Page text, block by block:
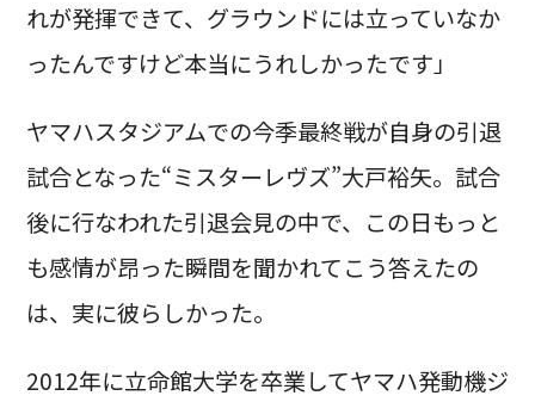
れが発揮できて、グラウンドには立っていなか
ったんですけど本当にうれしかったです」
ヤマハスタジアムでの今季最終戦が自身の引退
試合となった“ミスターレヴズ”大戸裕矢。試合
後に行なわれた引退会見の中で、この日もっと
も感情が昂った瞬間を聞かれてこう答えたの
は、実に彼らしかった。
2012年に立命館大学を卒業してヤマハ発動機ジ